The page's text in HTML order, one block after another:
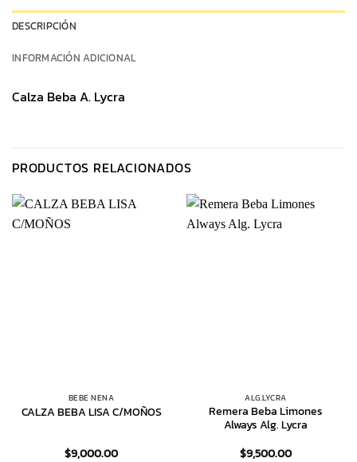
DESCRIPCIÓN
INFORMACIÓN ADICIONAL
Calza Beba A. Lycra
PRODUCTOS RELACIONADOS
BEBE NENA
CALZA BEBA LISA C/MOÑOS
$9,000.00
ALG.LYCRA
Remera Beba Limones
Always Alg. Lycra
$9,500.00